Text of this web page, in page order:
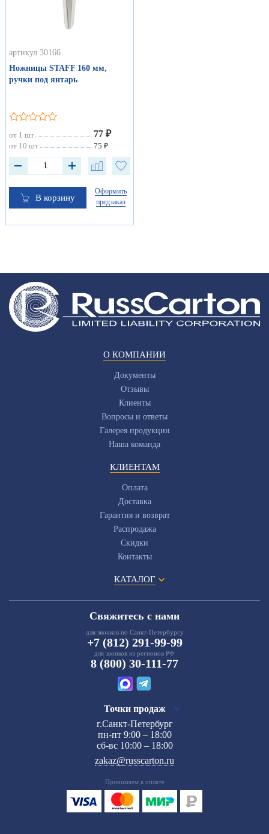
артикул 30166
Ножницы STAFF 160 мм,
ручки под янтарь
от 1 шт 77 ₽
от 10 шт 75 ₽
В корзину
Оформить
предзаказ
О КОМПАНИИ
Документы
Отзывы
Клиенты
Вопросы и ответы
Галерея продукции
Наша команда
КЛИЕНТАМ
Оплата
Доставка
Гарантия и возврат
Распродажа
Скидки
Контакты
КАТАЛОГ
Свяжитесь с нами
для звонков по Санкт-Петербургу
+7 (812) 291-99-99
для звонков из регионов РФ
8 (800) 30-111-77
Точки продаж
г.Санкт-Петербург
пн-пт 9:00 – 18:00
сб-вс 10:00 – 18:00
zakaz@russcarton.ru
Принимаем к оплате